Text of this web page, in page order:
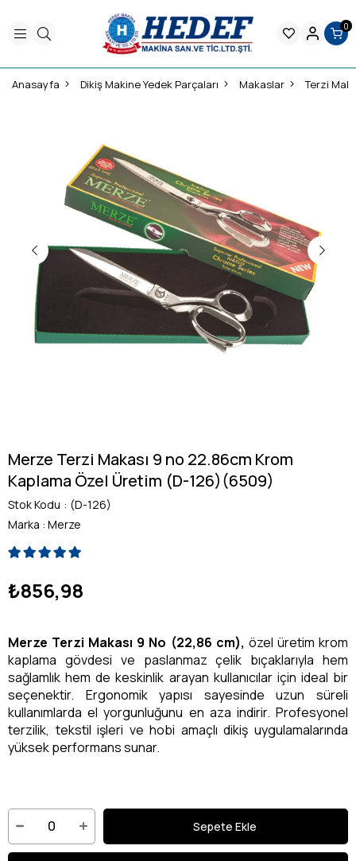
0
Anasayfa Dikiş Makine Yedek Parçaları Makaslar Terzi
Merze Terzi Makası 9 no 22.86cm Krom
Kaplama Özel Üretim (D-126)(6509)
Stok Kodu
(D-126)
Marka : Merze
₺856,98
Merze Terzi Makası 9 No (22,86 cm), özel üretim krom
kaplama gövdesi ve paslanmaz çelik bıçaklarıyla hem
sağlamlık hem de keskinlik arayan kullanıcılar için ideal bir
seçenektir. Ergonomik yapısı sayesinde uzun süreli
kullanımlarda el yorgunluğunu en aza indirir. Profesyonel
terzilik, tekstil işleri ve hobi amaçlı dikiş uygulamalarında
yüksek performans sunar.